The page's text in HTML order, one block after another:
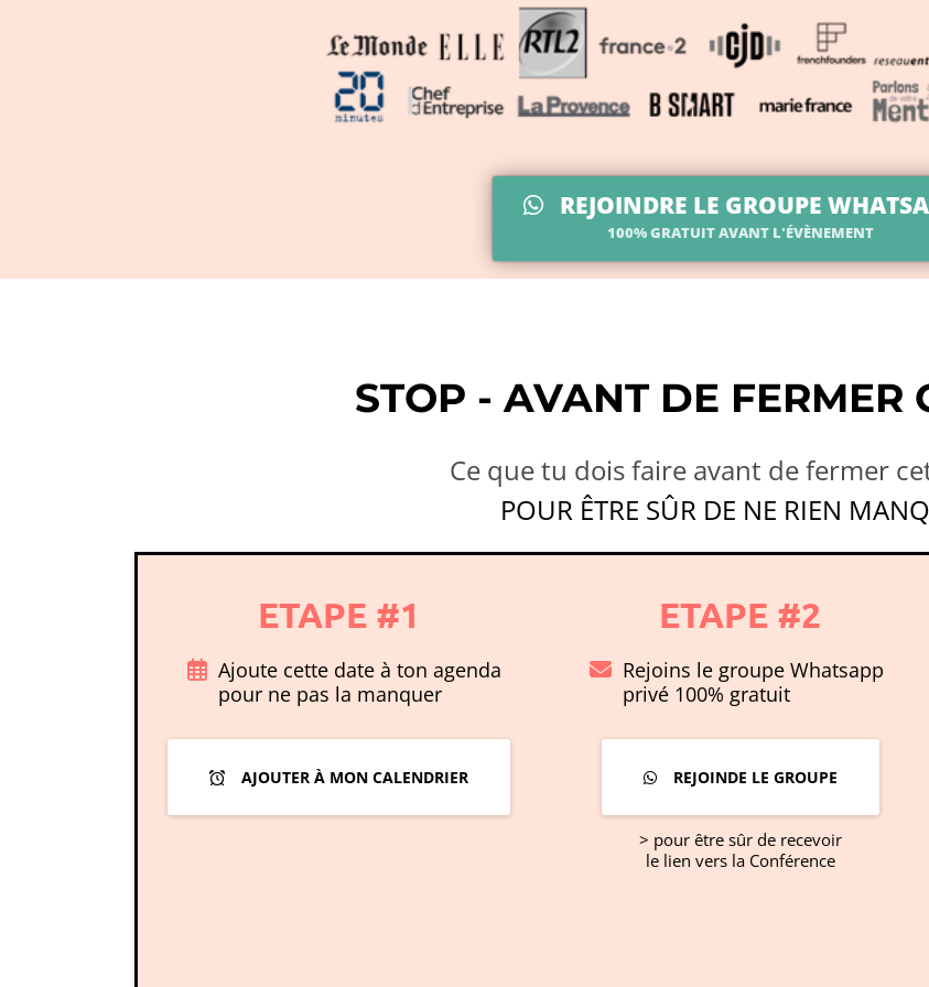
REJOINDRE LE GROUPE
100% GRATUIT AVANT L'ÉVÈNEMENT
STOP - AVANT DE FERMER
Ce que tu dois faire avant de fermer
POUR ÊTRE SÛR DE NE RIEN
ETAPE #1
Ajoute cette date à ton agenda
pour ne pas la manquer
AJOUTER À MON CALENDRIER
ETAPE #2
Rejoins le groupe Whatsapp
privé 100% gratuit
REJOINDE LE GROUPE
> pour être sûr de recevoir
le lien vers la Conférence